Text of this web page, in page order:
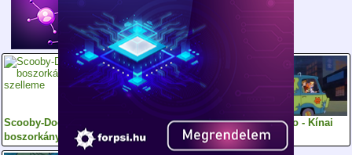
Scooby-Doo és a
boszorkány szelleme
Törődj a magad
aranyával
Scooby Doo - Kínai
kalandok